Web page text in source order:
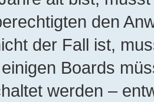
den
der Fall ist,
Boards
werden –